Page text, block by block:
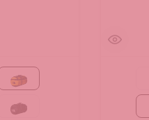
Summit Gold-TNF Black
TNF Black